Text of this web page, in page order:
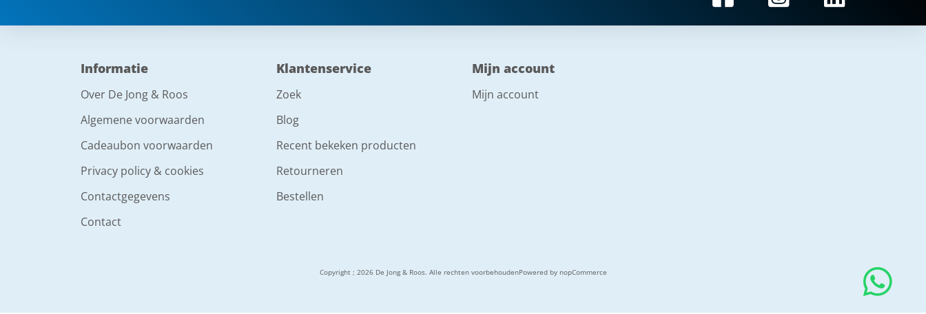
Informatie
Over De Jong & Roos
Algemene voorwaarden
Cadeaubon voorwaarden
Privacy policy & cookies
Contactgegevens
Contact
Klantenservice
Zoek
Blog
Recent bekeken producten
Retourneren
Bestellen
Mijn account
Mijn account
Copyright ; 2026 De Jong & Roos. Alle rechten voorbehoudenPowered by nopCommerce